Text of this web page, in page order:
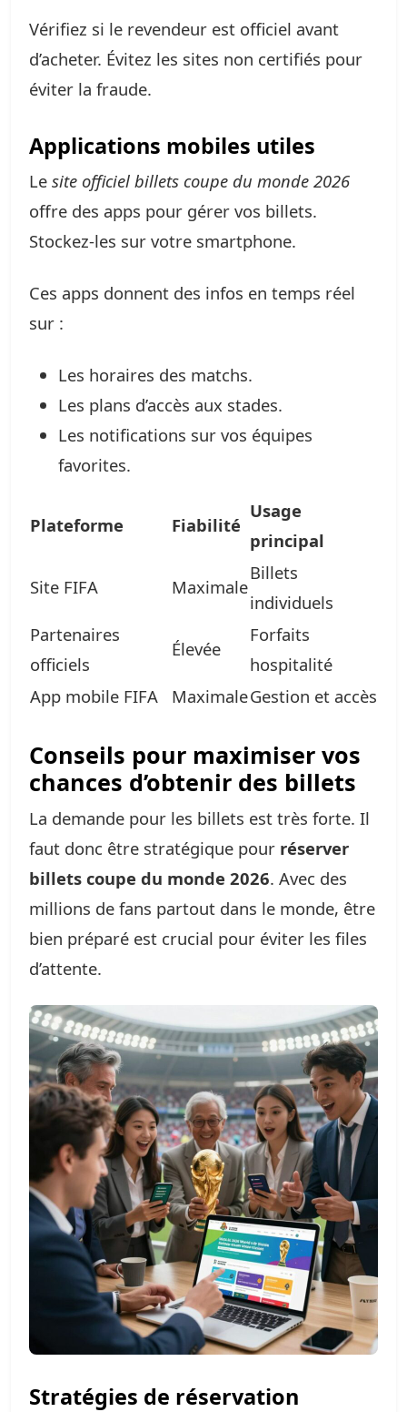
Vérifiez si le revendeur est officiel avant
d’acheter. Évitez les sites non certifiés pour
éviter la fraude.
Applications mobiles utiles
Le site officiel billets coupe du monde 2026
offre des apps pour gérer vos billets.
Stockez-les sur votre smartphone.
Ces apps donnent des infos en temps réel
sur :
Les horaires des matchs.
Les plans d’accès aux stades.
Les notifications sur vos équipes
favorites.
Plateforme Fiabilité
Usage
principal
Site FIFA Maximale
Billets
individuels
Partenaires
officiels
Élevée
Forfaits
hospitalité
App mobile FIFA
MaximaleGestion et accès
Conseils pour maximiser vos
chances d’obtenir des billets
La demande pour les billets est très forte. Il
faut donc être stratégique pour réserver
billets coupe du monde 2026. Avec des
millions de fans partout dans le monde, être
bien préparé est crucial pour éviter les files
d’attente.
Stratégies de réservation